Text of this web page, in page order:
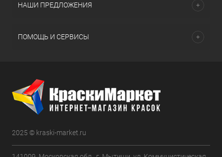
НАШИ ПРЕДЛОЖЕНИЯ
ПОМОЩЬ И СЕРВИСЫ
2025 © kraski-market.ru